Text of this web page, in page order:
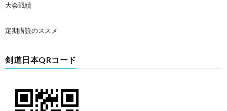
大会戦績
定期購読のススメ
剣道日本QRコード